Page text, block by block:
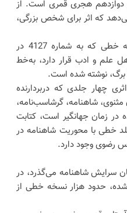
دوازدهم هجری قمری است. از
که اثر برای شخص بزرگی،
این پژوهشگر افزود: این شاهنامه خطی که به شماره 4127 در
علم و ادب قرار دارد، به‌خط
چهار جلدی که دربردارنده
شاهنامه، گرشاسب‌نامه،
زمان جهانگیر است، کتابت
در حال حاضر، 34 مجلد خطی با محوریت شاهنامه در
رضوی وجود دارد.
سرایش شاهنامه می‌گذرد، در
حدود هزار نسخه خطی از